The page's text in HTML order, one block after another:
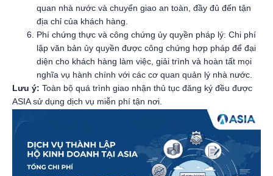
quan nhà nước và chuyển giao an toàn, đầy đủ đến tận
địa chỉ của khách hàng.
Phí chứng thực và công chứng ủy quyền pháp lý: Chi phí
lập văn bản ủy quyền được công chứng hợp pháp để đại
diện cho khách hàng làm việc, giải trình và hoàn tất mọi
nghĩa vụ hành chính với các cơ quan quản lý nhà nước.
Lưu ý: Toàn bộ quá trình giao nhận thủ tục đăng ký đều được
ASIA sử dụng dịch vụ miễn phí tận nơi.